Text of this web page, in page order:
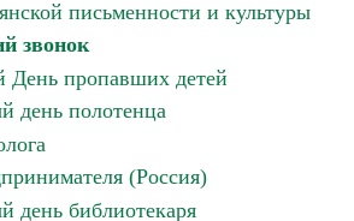
письменности и культуры
звонок
День пропавших детей
день полотенца
(Россия)
день библиотекаря